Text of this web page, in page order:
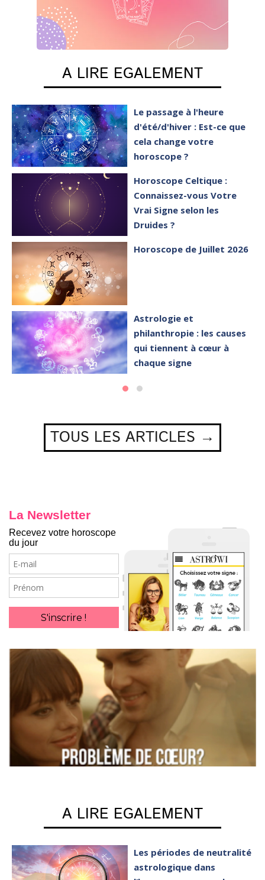
A LIRE EGALEMENT
Le passage à l'heure
d'été/d'hiver : Est-ce que
cela change votre
horoscope ?
Horoscope Celtique :
Connaissez-vous Votre
Vrai Signe selon les
Druides ?
Horoscope de Juillet 2026
Astrologie et
philanthropie : les causes
qui tiennent à cœur à
chaque signe
TOUS LES ARTICLES →
La Newsletter
Recevez votre horoscope
du jour
E-
mail
Prénom
S'inscrire !
A LIRE EGALEMENT
Les périodes de neutralité
astrologique dans